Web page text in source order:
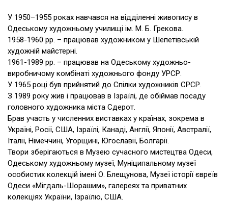
У 1950–1955 роках навчався на відділенні живопису в
Одеському художньому училищі ім. М. Б. Грекова.
1958-1960 рр. – працював художником у Шепетівській
художній майстерні.
1961-1989 рр. – працював на Одеському художньо-
виробничому комбінаті художнього фонду УРСР.
У 1965 році був прийнятий до Спілки художників СРСР.
З 1989 року жив і працював в Ізраїлі, де обіймав посаду
головного художника міста Сдерот.
Брав участь у численних виставках у країнах, зокрема в
Україні, Росії, США, Ізраїлі, Канаді, Англії, Японії, Австралії,
Італії, Німеччині, Угорщині, Югославії, Болгарії.
Твори зберігаються в Музею сучасного мистецтва Одеси,
Одеському художньому музеї, Муніципальному музеї
особистих колекцій імені О. Блещунова, Музеї історії євреїв
Одеси «Мігдаль-Шорашим», галереях та приватних
колекціях України, Ізраїлю, США.